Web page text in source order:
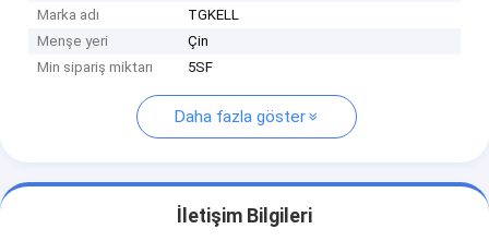
Marka adı
TGKELL
Menşe yeri
Çin
Min sipariş miktarı
5SF
Daha fazla göster
İletişim Bilgileri